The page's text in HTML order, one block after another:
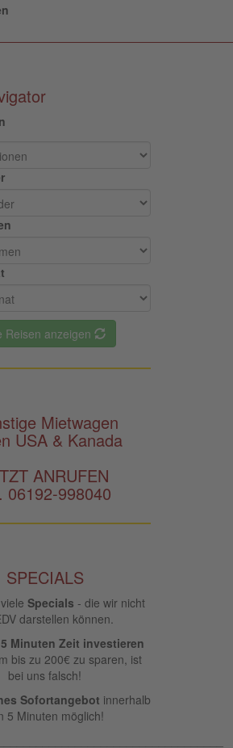
Reisen anzeigen
Mietwagen
USA & Kanada
ANRUFEN
06192-998040
SPECIALS
Specials - die wir nicht
darstellen können.
5 Minuten Zeit investieren
bis zu 200€ zu sparen, ist
bei uns falsch!
Sofortangebot innerhalb
5 Minuten möglich!